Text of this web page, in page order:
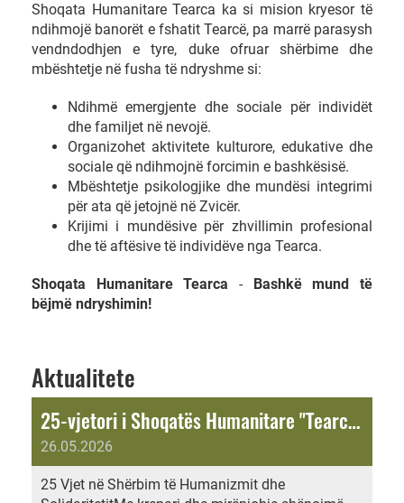
Shoqata Humanitare Tearca ka si mision kryesor të
ndihmojë banorët e fshatit Tearcë, pa marrë parasysh
vendndodhjen e tyre, duke ofruar shërbime dhe
mbështetje në fusha të ndryshme si:
Ndihmë emergjente dhe sociale për individët
dhe familjet në nevojë.
Organizohet aktivitete kulturore, edukative dhe
sociale që ndihmojnë forcimin e bashkësisë.
Mbështetje psikologjike dhe mundësi integrimi
për ata që jetojnë në Zvicër.
Krijimi i mundësive për zhvillimin profesional
dhe të aftësive të individëve nga Tearca.
Shoqata Humanitare Tearca - Bashkë mund të
bëjmë ndryshimin!
Aktualitete
25-vjetori i Shoqatës Humanitare "Tearca" në Zvicër
26.05.2026
25 Vjet në Shërbim të Humanizmit dhe